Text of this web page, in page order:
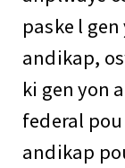
paske l
andikap,
ki gen yon
federal
andikap